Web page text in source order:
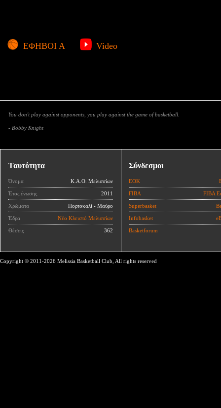
ΕΦΗΒΟΙ Α Video
You don't play against opponents, you play against the game of basketball.
- Bobby Knight
Ταυτότητα
Όνομα Κ.Α.Ο. Μελισσίων
Έτος ένωσης 2011
Χρώματα Πορτοκαλί - Μαύρο
Έδρα Νέο Κλειστό Μελισσίων
Θέσεις 362
Σύνδεσμοι
ΕΟΚ
FIBA FIBA
Superbasket
Infobasket
Basketforum
Copyright © 2011-2026 Melissia Basketball Club, All rights reserved